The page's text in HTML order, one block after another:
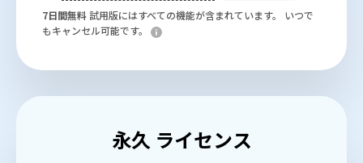
7日間無料試用版にはすべての機能が含まれています。 いつで
もキャンセル可能です。
永久 ライセンス